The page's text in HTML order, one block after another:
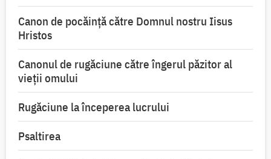
Canon de pocăință către Domnul nostru Iisus
Hristos
Canonul de rugăciune către îngerul păzitor al
vieții omului
Rugăciune la începerea lucrului
Psaltirea